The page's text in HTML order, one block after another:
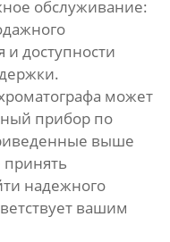
обслуживание:
доступности
может
прибор по
выше
надежного
вашим